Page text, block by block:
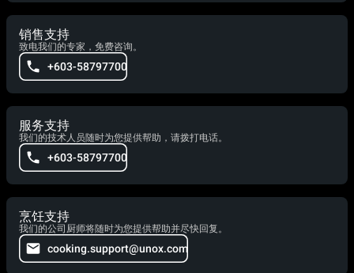
销售支持
致电我们的专家，免费咨询。
+603-58797700
服务支持
我们的技术人员随时为您提供帮助，请拨打电话。
+603-58797700
烹饪支持
我们的公司厨师将随时为您提供帮助并尽快回复。
cooking.support@unox.com